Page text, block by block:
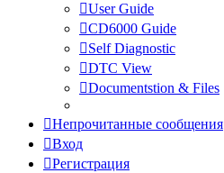
User Guide
CD6000 Guide
Self Diagnostic
DTC View
Documentstion & Files
Непрочитанные сообщения
Вход
Регистрация